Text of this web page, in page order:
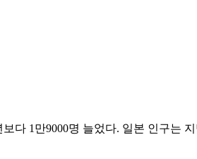
다 1만9000명 늘었다. 일본 인구는